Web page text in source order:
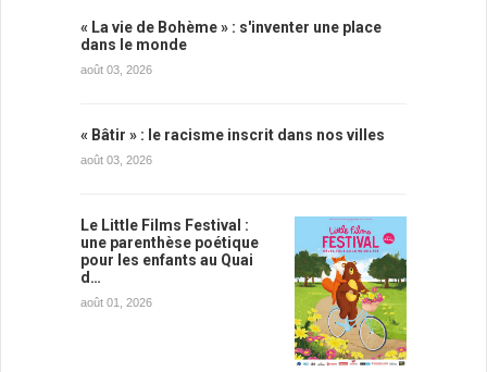
« La vie de Bohème » : s'inventer une place
dans le monde
août 03, 2026
« Bâtir » : le racisme inscrit dans nos villes
août 03, 2026
Le Little Films Festival :
une parenthèse poétique
pour les enfants au Quai
d…
août 01, 2026